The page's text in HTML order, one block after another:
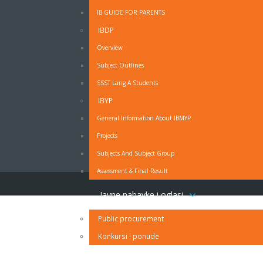
IB GUIDE FOR PARENTS
IBDP
Overview
Subject Outlines
SSST Lang A Students
IBYP
General Information About IBMYP
Projects
Subjects And Subject Group
Assessment & Final Result
Javne nabavke i oglasi
Public procurement
Konkursi i ponude
prijavite se na naš Newsletter.
Obrazac - Molba za odsustvo sa nastave - PDF